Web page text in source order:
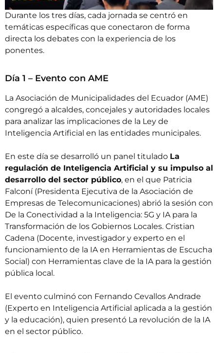
Durante los tres días, cada jornada se centró en
temáticas específicas que conectaron de forma
directa los debates con la experiencia de los
ponentes.
Día 1 – Evento con AME
La Asociación de Municipalidades del Ecuador (AME)
congregó a alcaldes, concejales y autoridades locales
para analizar las implicaciones de la Ley de
Inteligencia Artificial en las entidades municipales.
En este día se desarrolló un panel titulado  La
regulación de Inteligencia Artificial y su impulso al
desarrollo del sector público, en el que Patricia
Falconí (Presidenta Ejecutiva de la Asociación de
Empresas de Telecomunicaciones) abrió la sesión con
De la Conectividad a la Inteligencia: 5G y IA para la
Transformación de los Gobiernos Locales. Cristian
Cadena (Docente, investigador y experto en el
funcionamiento de la IA en Herramientas de Escucha
Social) con Herramientas clave de la IA para la gestión
pública local.
El evento culminó con Fernando Cevallos Andrade
(Experto en Inteligencia Artificial aplicada a la gestión
y la educación), quien presentó La revolución de la IA
en el sector público.